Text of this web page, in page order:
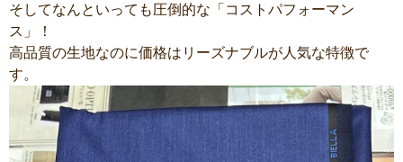
そしてなんといっても圧倒的な「コストパフォーマン
ス」！
高品質の生地なのに価格はリーズナブルが人気な特徴で
す。